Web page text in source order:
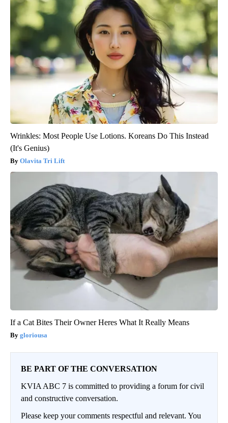
Wrinkles: Most People Use Lotions. Koreans Do This Instead
(It's Genius)
Olavita Tri Lift
If a Cat Bites Their Owner Heres What It Really Means
gloriousa
BE PART OF THE CONVERSATION
KVIA ABC 7 is committed to providing a forum for civil
and constructive conversation.
Please keep your comments respectful and relevant. You